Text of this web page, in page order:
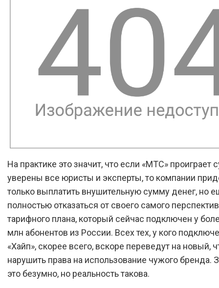
На практике это значит, что если «МТС» проиграет
уверены все юристы и эксперты, то компании
только выплатить внушительную сумму денег, но
полностью отказаться от своего самого
тарифного плана, который сейчас подключен у
млн абонентов из России. Всех тех, у кого
«Хайп», скорее всего, вскоре переведут на новый,
нарушить права на использование чужого бренда.
это безумно, но реальность такова.